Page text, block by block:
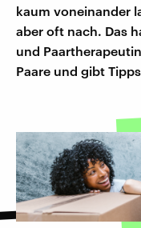
kaum voneinander
aber oft nach. Das
und
Paare und gibt